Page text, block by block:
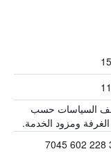
السياسات حسب
ومزود الخدمة.